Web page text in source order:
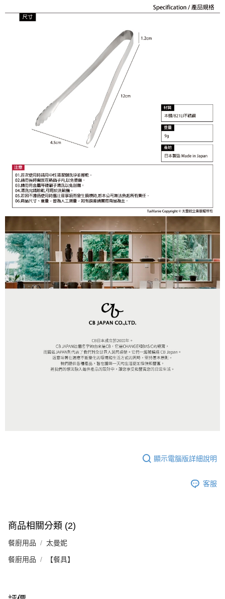
顯示電腦版詳細說明
客服
商品相關分類 (2)
餐廚用品 太曼妮
餐廚用品 【餐具】